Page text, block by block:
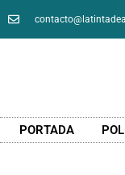
PORTADA